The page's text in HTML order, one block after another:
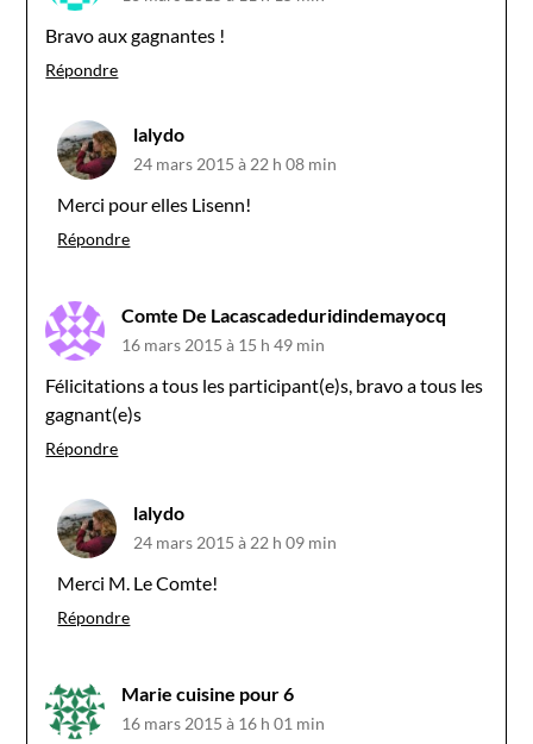
Bravo aux gagnantes !
Répondre
lalydo
24 mars 2015 à 22 h 08 min
Merci pour elles Lisenn!
Répondre
Comte De Lacascadeduridindemayocq
16 mars 2015 à 15 h 49 min
Félicitations a tous les participant(e)s, bravo a tous les
gagnant(e)s
Répondre
lalydo
24 mars 2015 à 22 h 09 min
Merci M. Le Comte!
Répondre
Marie cuisine pour 6
16 mars 2015 à 16 h 01 min